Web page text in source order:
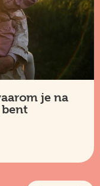
je na